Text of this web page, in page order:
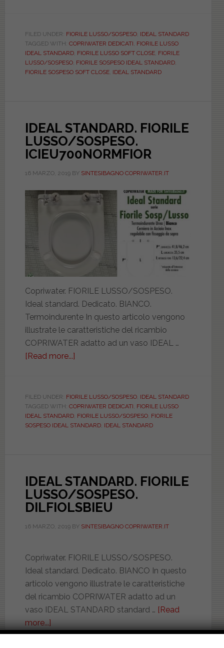
FIORILE
LUSSO/SOSPESO.
SOFT
CLOSE.
FILED UNDER: FIORILE LUSSO/SOSPESO, IDEAL STANDARD
TAGGED WITH: COPRIWATER DEDICATI, FIORILE LUSSO
IDEAL STANDARD, FIORILE LUSSO SOFT CLOSE, FIORILE
LUSSO/SOSPESO, FIORILE SOSPESO IDEAL STANDARD,
FIORILE SOSPESO SOFT CLOSE, IDEAL STANDARD
IDEAL STANDARD. FIORILE
LUSSO/SOSPESO.
ICIEU700NORMFIOR
16 MARZO, 2019BY SINTESIBAGNO COPRIWATER.IT
Copriwater. FIORILE LUSSO/SOSPESO.
Ideal standard. Dedicato. BIANCO.
Termoindurente In questo articolo vengono
illustrate le caratteristiche del ricambio
COPRIWATER adatto ad un vaso IDEAL …
[Read more...]
FIORILE
LUSSO/SOSPESO.
ICIEU700NORMFIOR
FILED UNDER: FIORILE LUSSO/SOSPESO, IDEAL STANDARD
TAGGED WITH: COPRIWATER DEDICATI FIORILE LUSSO
IDEAL STANDARD, FIORILE LUSSO/SOSPESO, FIORILE
SOSPESO IDEAL STANDARD, IDEAL STANDARD
IDEAL STANDARD. FIORILE
LUSSO/SOSPESO.
DILFIOLSBIEU
16 MARZO, 2019BY SINTESIBAGNO COPRIWATER.IT
Copriwater. FIORILE LUSSO/SOSPESO.
Ideal standard. Dedicato. BIANCO In questo
articolo vengono illustrate le caratteristiche
del ricambio COPRIWATER adatto ad un
vaso IDEAL STANDARD standard … [Read
more...]
IDEAL